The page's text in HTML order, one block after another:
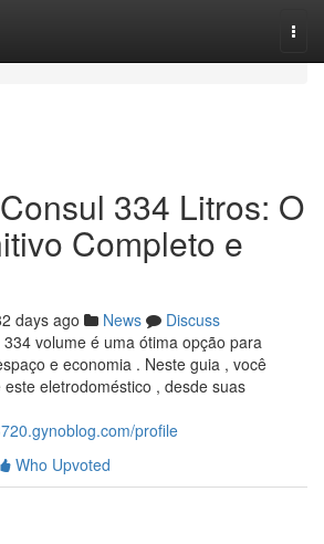
334 Litros: O
Completo e
days ago News
Discuss
volume é uma ótima opção para
e economia . Neste guia , você
eletrodoméstico , desde suas
profile
Who Upvoted